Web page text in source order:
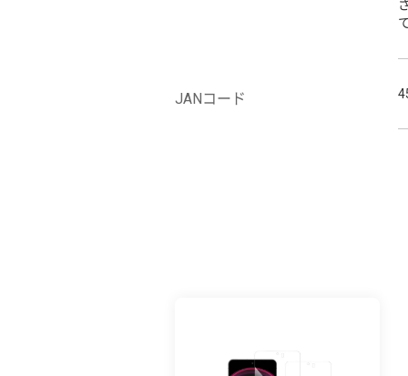
JANコード